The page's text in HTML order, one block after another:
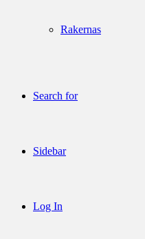
Rakernas
Search for
Sidebar
Log In